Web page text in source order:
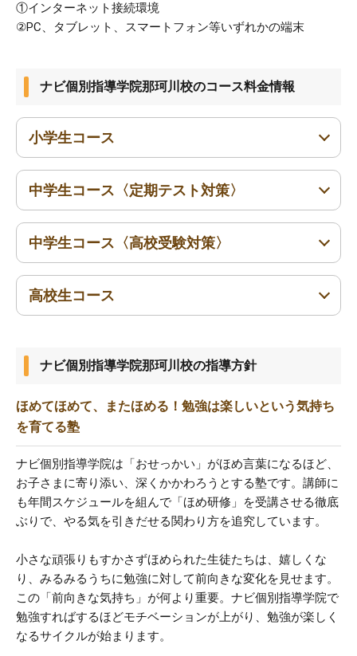
①インターネット接続環境
②PC、タブレット、スマートフォン等いずれかの端末
ナビ個別指導学院那珂川校のコース料金情報
小学生コース
小1〜小6
中学生コース〈定期テスト対策〉
中1〜中3
中学生コース〈高校受験対策〉
高校生コース
ナビ個別指導学院那珂川校の指導方針
ほめてほめて、またほめる！勉強は楽しいという気持ち
を育てる塾
ナビ個別指導学院は「おせっかい」がほめ言葉になるほど、
お子さまに寄り添い、深くかかわろうとする塾です。講師に
も年間スケジュールを組んで「ほめ研修」を受講させる徹底
ぶりで、やる気を引きだせる関わり方を追究しています。
小さな頑張りもすかさずほめられた生徒たちは、嬉しくな
り、みるみるうちに勉強に対して前向きな変化を見せます。
この「前向きな気持ち」が何より重要。ナビ個別指導学院で
勉強すればするほどモチベーションが上がり、勉強が楽しく
なるサイクルが始まります。